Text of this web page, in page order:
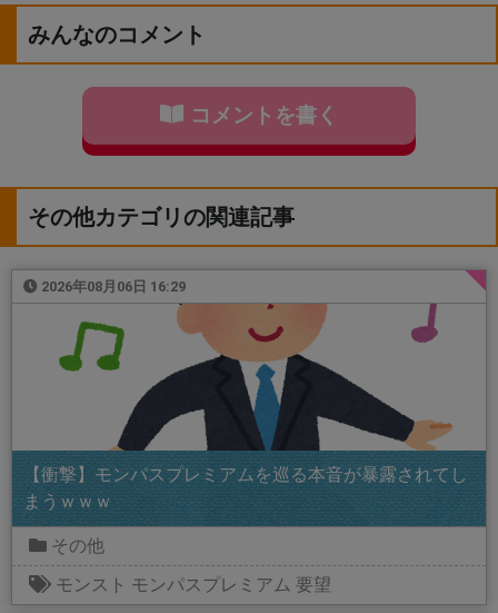
みんなのコメント
コメントを書く
その他カテゴリの関連記事
2026年08月06日 16:29
【衝撃】モンパスプレミアムを巡る本音が暴露されてし
まうｗｗｗ
その他
モンスト モンパスプレミアム 要望